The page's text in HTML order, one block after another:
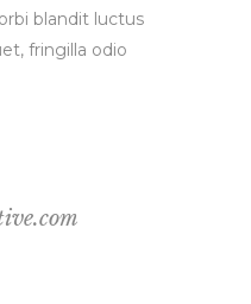
blandit luctus
fringilla odio